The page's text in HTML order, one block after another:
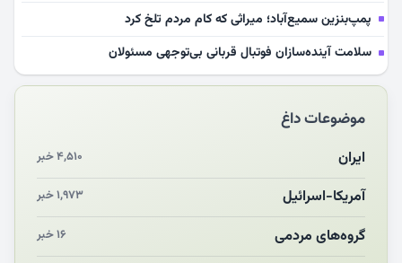
پمپ‌بنزین سمیع‌آباد؛ میراثی که کام مردم تلخ کرد
سلامت آینده‌سازان فوتبال قربانی بی‌توجهی مسئولان
بازخوانی رسانه‌ای اندیشه رهبر شهید
مشهدالرضا آقای شهید ایران را در آغوش کشید
مکن ای صبح طلوع
چرایی «استقبال از آقای ایران»
موضوعات داغ
ایران ۴,۵۱۰ خبر
آمریکا-اسرائیل ۱,۹۷۳ خبر
گروه‌های مردمی ۱۶ خبر